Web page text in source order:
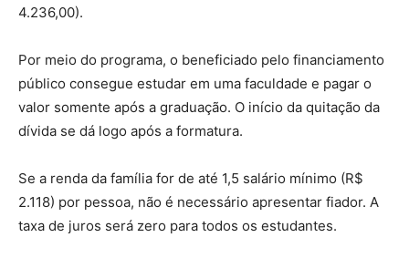
4.236,00).
Por meio do programa, o beneficiado pelo financiamento
público consegue estudar em uma faculdade e pagar o
valor somente após a graduação. O início da quitação da
dívida se dá logo após a formatura.
Se a renda da família for de até 1,5 salário mínimo (R$
2.118) por pessoa, não é necessário apresentar fiador. A
taxa de juros será zero para todos os estudantes.